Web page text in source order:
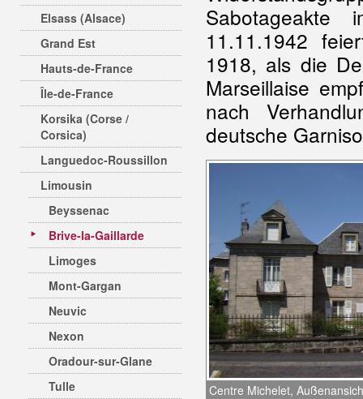
Elsass (Alsace)
Grand Est
Hauts-de-France
Île-de-France
Korsika (Corse /
Corsica)
Languedoc-Roussillon
Limousin
Beyssenac
Brive-la-Gaillarde
Limoges
Mont-Gargan
Neuvic
Nexon
Oradour-sur-Glane
Tulle
11.11.1942
1918, als die
Marseillaise
nach
deutsche
Centre Michelet,